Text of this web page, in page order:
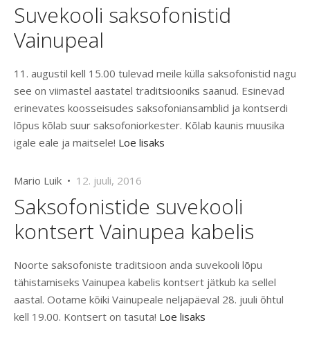
Suvekooli saksofonistid
Vainupeal
11. augustil kell 15.00 tulevad meile külla saksofonistid nagu
see on viimastel aastatel traditsiooniks saanud. Esinevad
erinevates koosseisudes saksofoniansamblid ja kontserdi
lõpus kõlab suur saksofoniorkester. Kõlab kaunis muusika
igale eale ja maitsele! Loe lisaks
Mario Luik • 12. juuli, 2016
Saksofonistide suvekooli
kontsert Vainupea kabelis
Noorte saksofoniste traditsioon anda suvekooli lõpu
tähistamiseks Vainupea kabelis kontsert jätkub ka sellel
aastal. Ootame kõiki Vainupeale neljapäeval 28. juuli õhtul
kell 19.00. Kontsert on tasuta! Loe lisaks